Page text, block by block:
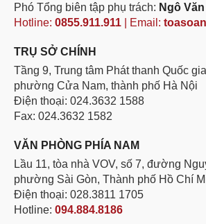
Phó Tổng biên tập phụ trách: Ngô
Hotline: 0855.911.911 | Email:
TRỤ SỞ CHÍNH
Tầng 9, Trung tâm Phát thanh Quốc
phường Cửa Nam, thành phố Hà Nội
Điện thoại: 024.3632 1588
Fax: 024.3632 1582
VĂN PHÒNG PHÍA NAM
Lầu 11, tòa nhà VOV, số 7, đường
phường Sài Gòn, Thành phố Hồ Chí
Điện thoại: 028.3811 1705
Hotline: 094.884.8186